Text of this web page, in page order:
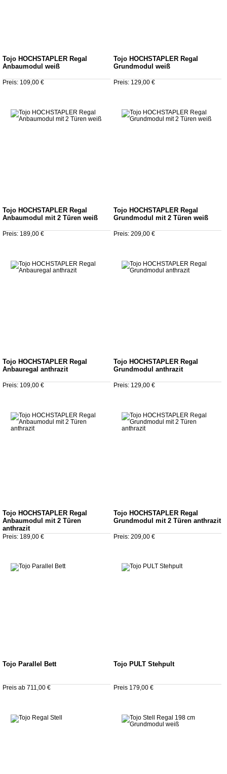
Tojo HOCHSTAPLER Regal
Anbaumodul weiß
Preis: 109,00 €
Tojo HOCHSTAPLER Regal
Grundmodul weiß
Preis: 129,00 €
Tojo HOCHSTAPLER Regal
Anbaumodul mit 2 Türen weiß
Preis: 189,00 €
Tojo HOCHSTAPLER Regal
Grundmodul mit 2 Türen weiß
Preis: 209,00 €
Tojo HOCHSTAPLER Regal
Anbauregal anthrazit
Preis: 109,00 €
Tojo HOCHSTAPLER Regal
Grundmodul anthrazit
Preis: 129,00 €
Tojo HOCHSTAPLER Regal
Anbaumodul mit 2 Türen
anthrazit
Preis: 189,00 €
Tojo HOCHSTAPLER Regal
Grundmodul mit 2 Türen anthrazit
Preis: 209,00 €
Tojo Parallel Bett
Preis ab 711,00 €
Tojo PULT Stehpult
Preis 179,00 €